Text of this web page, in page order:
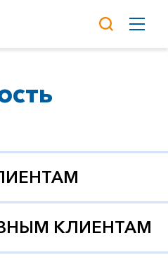
КЛИЕНТАМ